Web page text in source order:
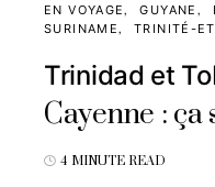
EN VOYAGE GUYANE
SURINAME
TRINITÉ-
Trinidad et
Cayenne : ça
4 MINUTE READ